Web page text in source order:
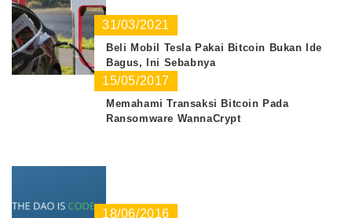
31/03/2021
Beli Mobil Tesla Pakai Bitcoin Bukan Ide
Bagus, Ini Sebabnya
15/05/2017
Memahami Transaksi Bitcoin Pada
Ransomware WannaCrypt
18/06/2016